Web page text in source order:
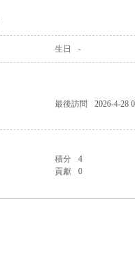
生日 -
最後訪問
2026-4-28
積分
4
貢獻 0